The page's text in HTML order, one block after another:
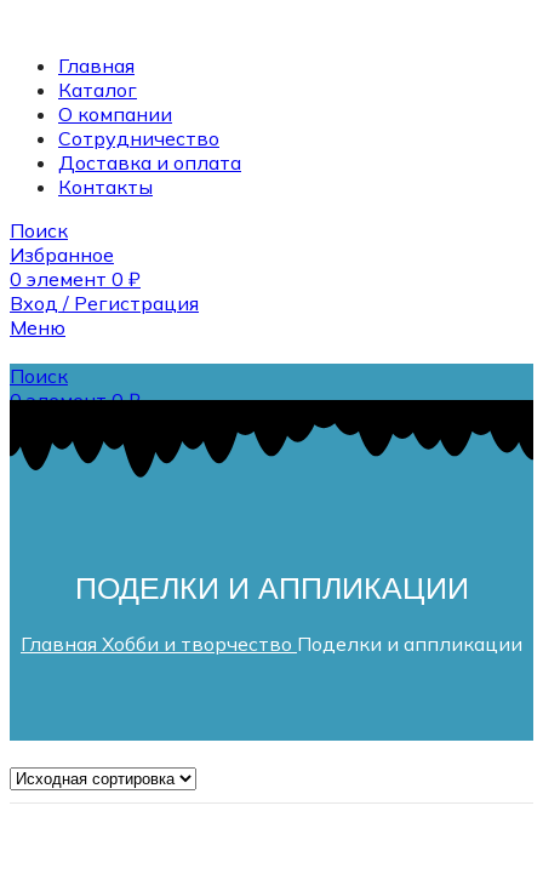
Главная
Каталог
О компании
Сотрудничество
Доставка и оплата
Контакты
Поиск
Избранное
0 элемент 0 ₽
Вход / Регистрация
Меню
Поиск
0элемент 0₽
ПОДЕЛКИ И АППЛИКАЦИИ
Главная Хобби и творчество Поделки и аппликации